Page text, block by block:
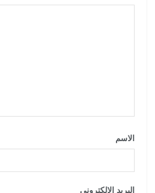
الاسم
البريد الإلكتروني